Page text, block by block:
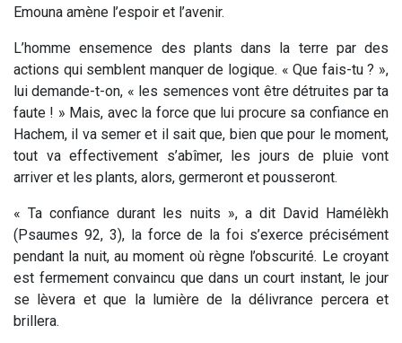
Emouna amène l’espoir et l’avenir.
L’homme ensemence des plants dans la terre par des
actions qui semblent manquer de logique. « Que fais-tu ? »,
lui demande-t-on, « les semences vont être détruites par ta
faute ! » Mais, avec la force que lui procure sa confiance en
Hachem, il va semer et il sait que, bien que pour le moment,
tout va effectivement s’abîmer, les jours de pluie vont
arriver et les plants, alors, germeront et pousseront.
«Ta confiance durant les nuits », a dit David Hamélèkh
(Psaumes 92, 3), la force de la foi s’exerce précisément
pendant la nuit, au moment où règne l’obscurité. Le croyant
est fermement convaincu que dans un court instant, le jour
se lèvera et que la lumière de la délivrance percera et
brillera.